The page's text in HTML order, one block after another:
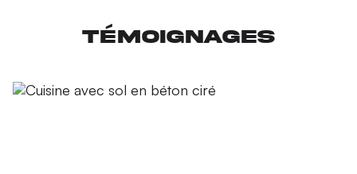
Témoignages